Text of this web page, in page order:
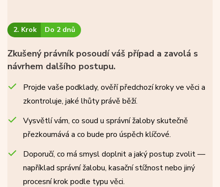
2. Krok Do 2 dnů
Zkušený právník posoudí váš případ a zavolá s
návrhem dalšího postupu.
Projde vaše podklady, ověří předchozí kroky ve věci a
zkontroluje, jaké lhůty právě běží.
Vysvětlí vám, co soud u správní žaloby skutečně
přezkoumává a co bude pro úspěch klíčové.
Doporučí, co má smysl doplnit a jaký postup zvolit —
například správní žalobu, kasační stížnost nebo jiný
procesní krok podle typu věci.